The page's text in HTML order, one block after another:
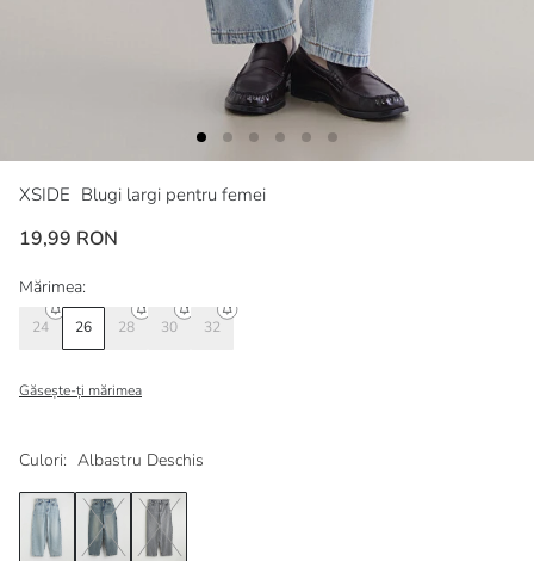
XSIDE Blugi largi pentru femei
19,99 RON
Culori: Albastru Deschis
Mărimea:
24 26 28 30 32
Găsește-ți mărimea